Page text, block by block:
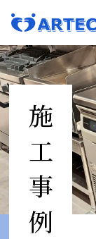
事業内容
施工事例
会社概要
施
工
事
例